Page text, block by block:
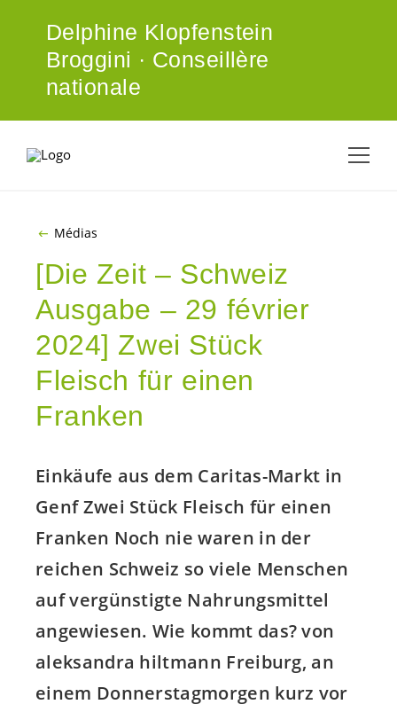
Delphine Klopfenstein
Broggini · Conseillère
nationale
Médias
[Die Zeit – Schweiz
Ausgabe – 29 février
2024] Zwei Stück
Fleisch für einen
Franken
Einkäufe aus dem Caritas-Markt in
Genf Zwei Stück Fleisch für einen
Franken Noch nie waren in der
reichen Schweiz so viele Menschen
auf vergünstigte Nahrungsmittel
angewiesen. Wie kommt das? von
aleksandra hiltmann Freiburg, an
einem Donnerstagmorgen kurz vor